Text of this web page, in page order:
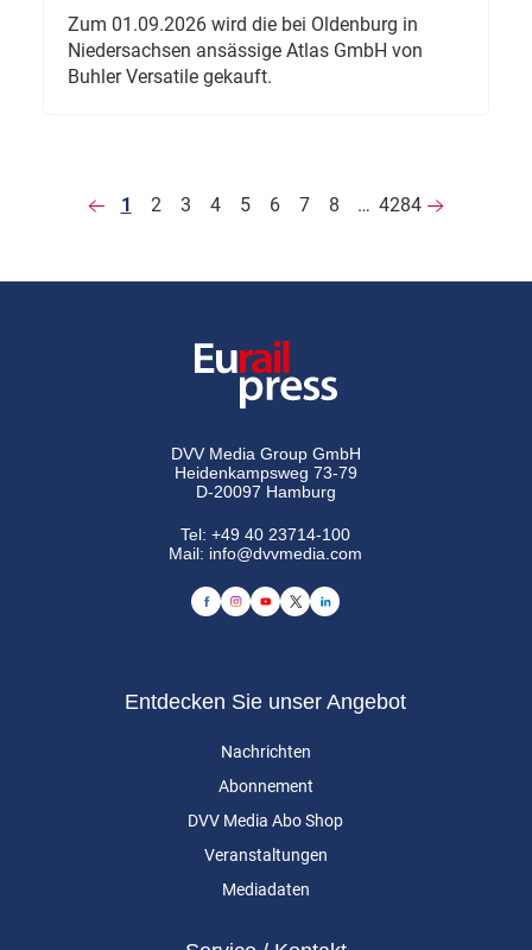
Zum 01.09.2026 wird die bei Oldenburg in
Niedersachsen ansässige Atlas GmbH von
Buhler Versatile gekauft.
1 2 3 4 5 6 7 8 … 4284
DVV Media Group GmbH
Heidenkampsweg 73-79
D-20097 Hamburg
Tel:+49 40 23714-100
Mail: info@dvvmedia.com
Entdecken Sie unser Angebot
Nachrichten
Abonnement
DVV Media Abo Shop
Veranstaltungen
Mediadaten